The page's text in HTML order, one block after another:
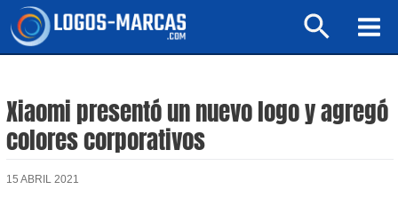
Buscar
Xiaomi presentó un nuevo logo y agregó
colores corporativos
15 ABRIL 2021